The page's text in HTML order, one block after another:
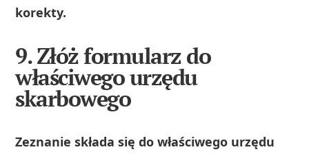
korekty.
9. Złóż formularz do
właściwego urzędu
skarbowego
Zeznanie składa się do właściwego urzędu